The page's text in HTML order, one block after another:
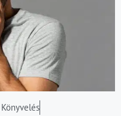
Könyvelés